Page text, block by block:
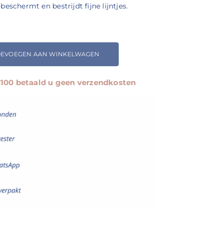
beschermt en bestrijdt fijne lijntjes.
AAN WINKELWAGEN
betaald u geen verzendkosten